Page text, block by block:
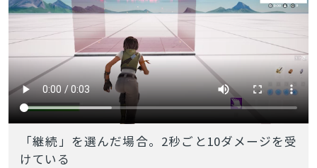
「継続」を選んだ場合。2秒ごと10ダメージを受
けている